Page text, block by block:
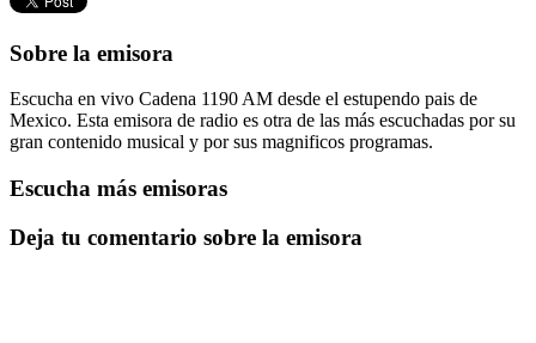
Sobre la emisora
Escucha en vivo Cadena 1190 AM desde el estupendo pais de
Mexico. Esta emisora de radio es otra de las más escuchadas por su
gran contenido musical y por sus magnificos programas.
Escucha más emisoras
Deja tu comentario sobre la emisora